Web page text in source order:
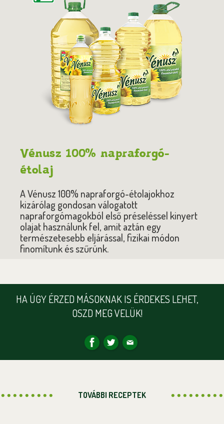
Vénusz 100% napraforgó-
étolaj
A Vénusz 100% napraforgó-étolajokhoz
kizárólag gondosan válogatott
napraforgómagokból első préseléssel kinyert
olajat használunk fel, amit aztán egy
természetesebb eljárással, fizikai módon
finomítunk és szűrünk.
HA ÚGY ÉRZED MÁSOKNAK IS ÉRDEKES LEHET,
OSZD MEG VELÜK!
TOVÁBBI RECEPTEK